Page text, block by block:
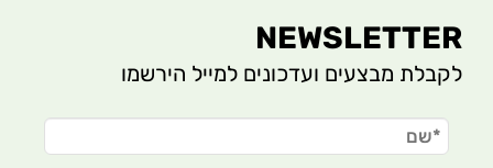
NEWSLETTER
לקבלת מבצעים ועדכונים למייל הירשמו